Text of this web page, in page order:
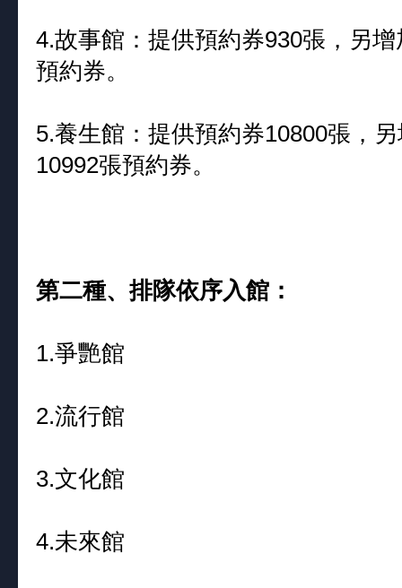
4.故事館：提供預約券930張，另
預約券。
5.養生館：提供預約券10800張，
10992張預約券。
第二種、排隊依序入館：
1.爭艷館
2.流行館
3.文化館
4.未來館